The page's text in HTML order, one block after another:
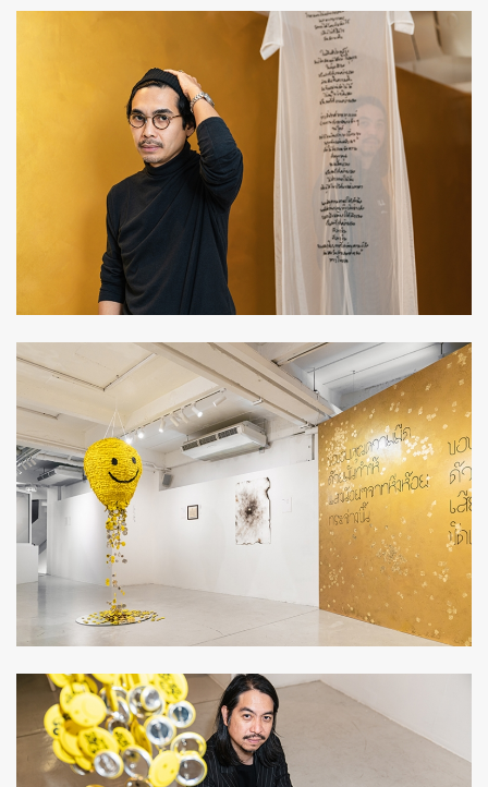
ค้นหา
SHARE TWEET LINE EMAIL